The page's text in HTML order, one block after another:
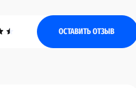
ОСТАВИТЬ ОТЗЫВ